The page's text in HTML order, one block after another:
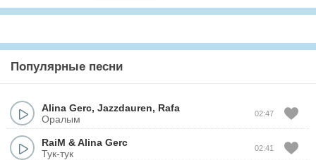
Популярные песни
Alina Gerc, Jazzdauren, Rafa
Оралым
02:47
RaiM &Alina Gerc
Тук-тук
02:41